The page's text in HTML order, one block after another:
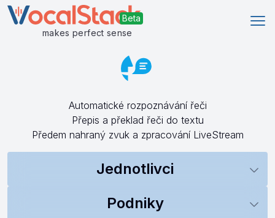
makes perfect sense
Automatické rozpoznávání řeči
Přepis a překlad řeči do textu
Předem nahraný zvuk a zpracování LiveStream
Jednotlivci
Podniky